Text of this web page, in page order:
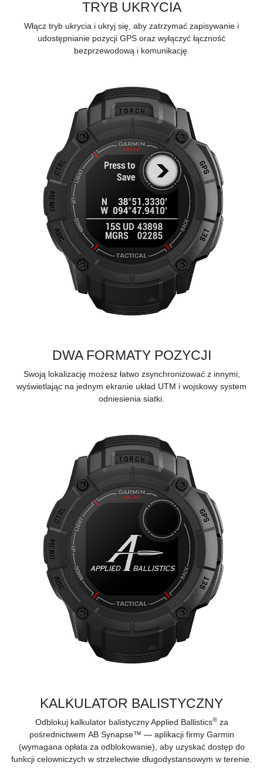
TRYB UKRYCIA
Włącz tryb ukrycia i ukryj się, aby zatrzymać zapisywanie i
udostępnianie pozycji GPS oraz wyłączyć łączność
bezprzewodową i komunikację.
DWA FORMATY POZYCJI
Swoją lokalizację możesz łatwo zsynchronizować z innymi,
wyświetlając na jednym ekranie układ UTM i wojskowy system
odniesienia siatki.
KALKULATOR BALISTYCZNY
Odblokuj kalkulator balistyczny Applied Ballistics® za
pośrednictwem AB Synapse™ — aplikacji firmy Garmin
(wymagana opłata za odblokowanie), aby uzyskać dostęp do
funkcji celowniczych w strzelectwie długodystansowym w terenie.